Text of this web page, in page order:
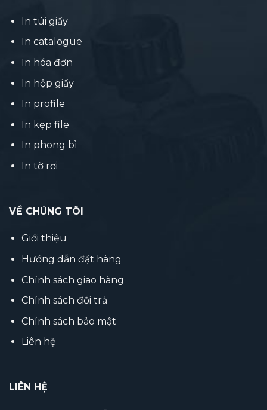
In túi giấy
In catalogue
In hóa đơn
In hộp giấy
In profile
In kẹp file
In phong bì
In tờ rơi
VỀ CHÚNG TÔI
Giới thiệu
Hướng dẫn đặt hàng
Chính sách giao hàng
Chính sách đổi trả
Chính sách bảo mật
Liên hệ
LIÊN HỆ